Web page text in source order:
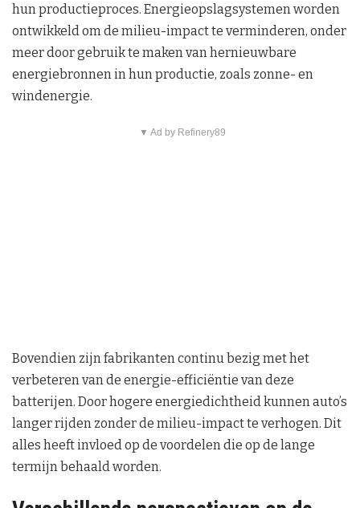
hun productieproces. Energieopslagsystemen worden
ontwikkeld om de milieu-impact te verminderen, onder
meer door gebruik te maken van hernieuwbare
energiebronnen in hun productie, zoals zonne- en
windenergie.
▼ Ad by Refinery89
Bovendien zijn fabrikanten continu bezig met het
verbeteren van de energie-efficiëntie van deze
batterijen. Door hogere energiedichtheid kunnen auto’s
langer rijden zonder de milieu-impact te verhogen. Dit
alles heeft invloed op de voordelen die op de lange
termijn behaald worden.